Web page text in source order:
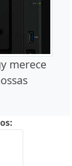
merece